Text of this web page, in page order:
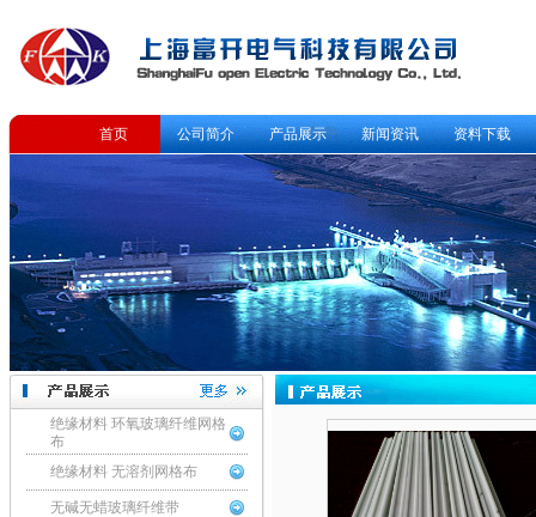
首页 公司简介 产品展示 新闻资讯 资料下载
绝缘材料 环氧玻璃纤维网格
布
绝缘材料 无溶剂网格布
无碱无蜡玻璃纤维带